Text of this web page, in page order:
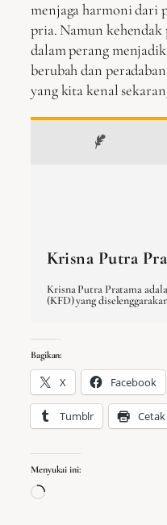
menjaga harmoni dari
pria. Namun kehendak
dalam perang
berubah dan
yang kita kenal
Krisna Putra
Krisna Putra Pratama
(KFD) yang
Bagikan:
X Facebook
Tumblr Cetak
Menyukai ini:
Memuat…